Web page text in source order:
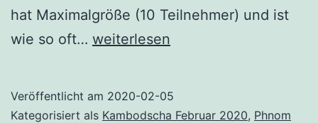
hat Maximalgröße (10 Teilnehmer) und ist
wie so oft… Phnom
Grasshoppers
weiterlesen
Veröffentlicht am 2020-02-05
Kategorisiert als Kambodscha Februar 2020, Phnom